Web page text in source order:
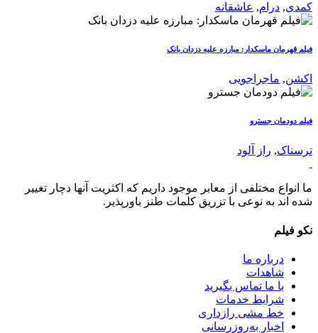
کمدی, درام, عاشقانه
فیلم قهرمان ماسکدار: مبارزه علیه دزدان بانک
اکشن, ماجراجویی
فیلم دودمان جسترو
ترسناک, راز آلود
ما انواع مختلفی از معابر موجود داریم که اکثریت آنها دچار تغییر
شده اند به نوعی با تزریق کلمات طنز باورپذیر.
نکو فیلم
درباره ما
شاهدات
با ما تماس بگیرید
شرایط خدمات
خط مشی رازداری
اخبار به‌روزرسانی